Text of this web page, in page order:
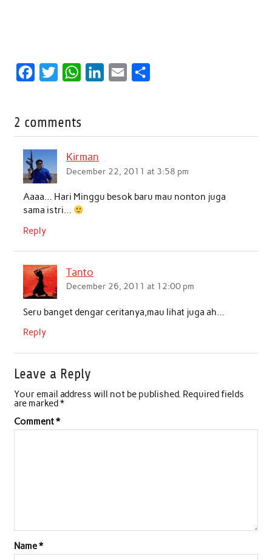
e
o
o
k
t
W
t
A
p
n
2 comments
Kirman
December 22, 2011 at 3:58 pm
Aaaa… Hari Minggu besok baru mau nonton juga
sama istri…
Reply
Tanto
December 26, 2011 at 12:00 pm
Seru banget dengar ceritanya,mau lihat juga ah…
Reply
Leave a Reply
Your email address will not be published. Required fields
are marked*
Comment*
Name*